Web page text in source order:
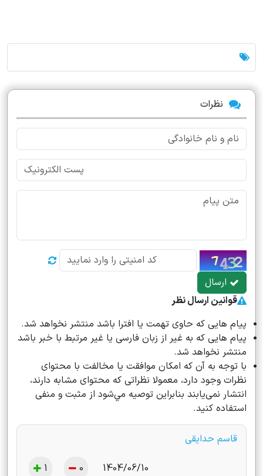
حداقل 15 اسب ( یا حدود 12 کیلووات) تهیه کنید.
نظرات
ارسال
قوانین ارسال نظر
پیام هایی که حاوی تهمت یا افترا باشد منتشر نخواهد شد.
پیام هایی که به غیر از زبان فارسی یا غیر مرتبط با خبر باشد
منتشر نخواهد شد.
با توجه به آن که امکان موافقت یا مخالفت با محتوای
نظرات وجود دارد، معمولا نظراتی که محتوای مشابه دارند،
انتشار نمی‌یابند بنابراین توصيه مي‌شود از مثبت و منفی
استفاده کنید.
قاسم حدایقی
1404/06/10
0
1